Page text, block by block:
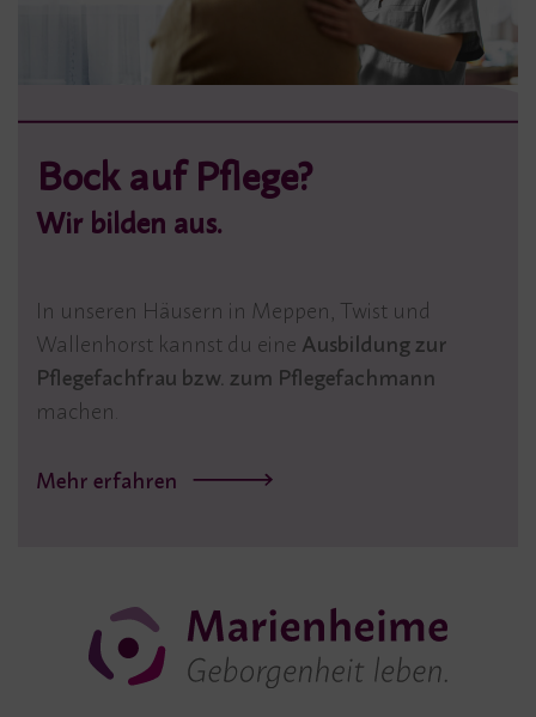
Bock auf Pflege?
Wir bilden aus.
In unseren Häusern in Meppen, Twist und
Wallenhorst kannst du eine Ausbildung zur
Pflegefachfrau bzw. zum Pflegefachmann
machen.
Mehr erfahren